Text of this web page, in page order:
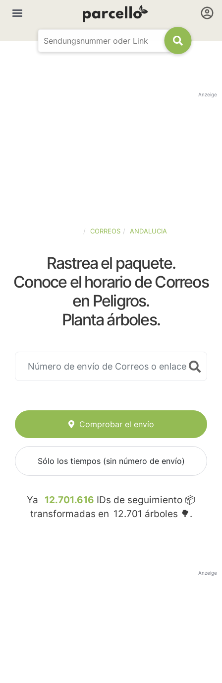
Anzeige
CORREOS ANDALUCIA
Rastrea el paquete.
Conoce el horario de Correos
en Peligros.
Planta árboles.
Comprobar el envío
Sólo los tiempos (sin número de envío)
Ya 12.701.616 IDs de seguimiento 📦
transformadas en 12.701 árboles 🌳.
Anzeige